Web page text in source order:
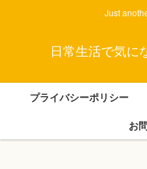
Just
日常生活で気に
プライバシーポリシー
お